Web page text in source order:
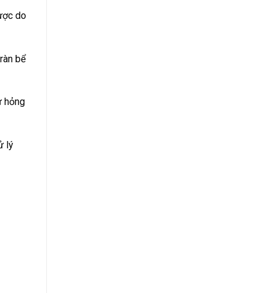
do
bể
hỏng
lý